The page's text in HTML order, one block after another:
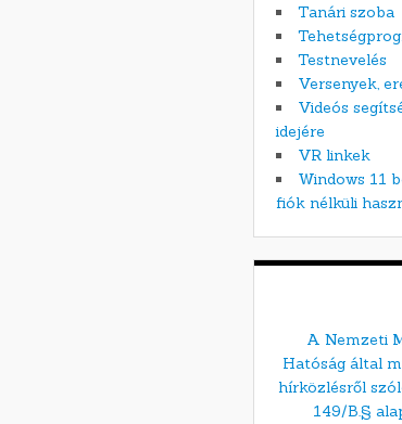
Tanári szoba
Testnevelés
Versenyek,
Videós
idejére
VR linkek
Windows 11
fiók nélküli
A Nemzeti
Hatóság által
hírközlésről
149/B.§